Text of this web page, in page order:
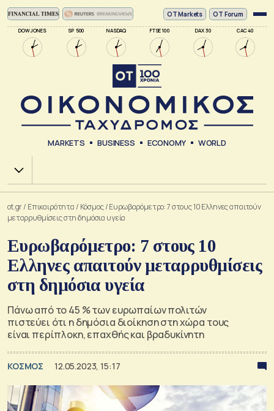
DOW JONES SP 500 NASDAQ FTSE 100 DAX 30 CAC 40
ΟΤ Markets OT Forum
MARKETS BUSINESS ECONOMY WORLD
Χ.Α.
ot.gr/ Επικαιρότητα / Κόσμος/Ευρωβαρόμετρο: 7 στους 10 Ελληνες απαιτούν
μεταρρυθμίσεις στη δημόσια υγεία
Ευρωβαρόμετρο: 7 στους 10
Ελληνες απαιτούν μεταρρυθμίσεις
στη δημόσια υγεία
Πάνω από το 45 % των ευρωπαίων πολιτών
πιστεύει ότι η δημόσια διοίκηση στη χώρα τους
είναι περίπλοκη, επαχθής και βραδυκίνητη
ΚΟΣΜΟΣ 12.05.2023, 15:17